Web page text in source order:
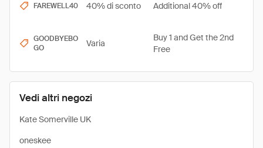
Vedi altri negozi
Kate Somerville UK
oneskee
FAREWELL40 40% di sconto Additional 40% off
GOODBYEBO
GO
Varia
Buy 1 and Get the 2nd
Free